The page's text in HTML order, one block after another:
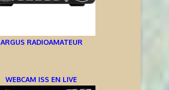
ARGUS RADIOAMATEUR
WEBCAM ISS EN LIVE